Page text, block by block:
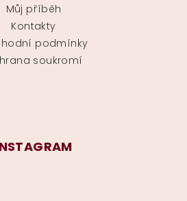
Můj příběh
Kontakty
podmínky
soukromí